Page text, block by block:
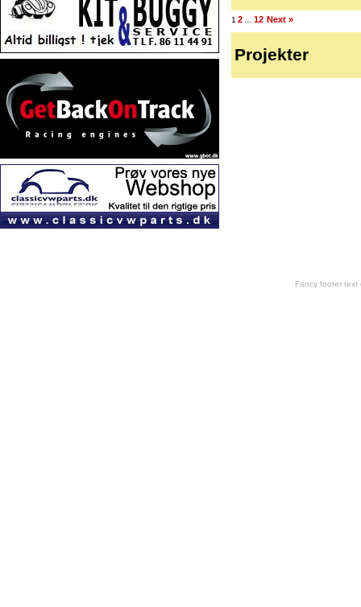
1 2 12 Next »
Projekter
Fancy footer